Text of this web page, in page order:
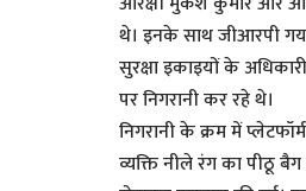
थे। इनके साथ जीआरपी
सुरक्षा इकाइयों के
पर निगरानी कर रहे थे।
निगरानी के क्रम में
व्यक्ति नीले रंग का पीठू